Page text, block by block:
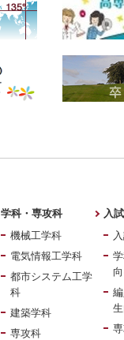
学科・専攻科
機械工学科
電気情報工学科
都市システム工学
科
建築学科
専攻科
入